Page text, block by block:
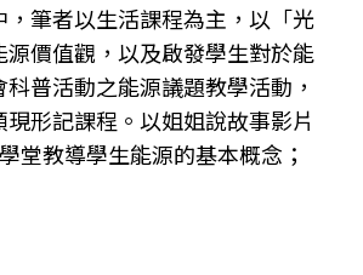
筆者以生活課程為主，以「光
價值觀，以及啟發學生對於能
普活動之能源議題教學活動，
形記課程。以姐姐說故事影片
堂教導學生能源的基本概念；